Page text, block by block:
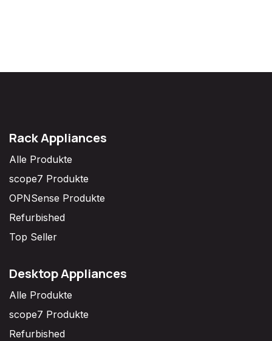
Rack Appliances
Alle Produkte
scope7 Produkte
OPNSense Produkte
Refurbished
Top Seller
Desktop Appliances
Alle Produkte
scope7 Produkte
Refurbished